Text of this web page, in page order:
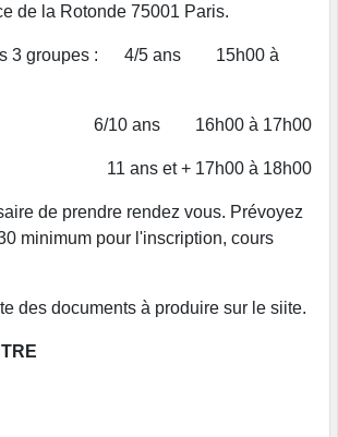
de la Rotonde 75001 Paris.
3 groupes : 4/5 ans 15h00 à
16h00 à 17h00
+ 17h00 à 18h00
de prendre rendez vous. Prévoyez
minimum pour l'inscription, cours
des documents à produire sur le siite.